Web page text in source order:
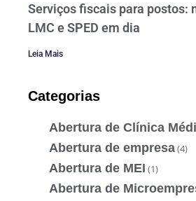
Serviços fiscais para postos:
LMC e SPED em dia
Leia Mais
Categorias
Abertura de Clínica
Abertura de empresa(4)
Abertura de MEI (1)
Abertura de